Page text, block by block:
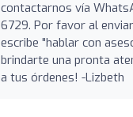
contactarnos vía
6729. Por favor al
escribe "hablar con
brindarte una pronta
a tus órdenes! -Lizbeth